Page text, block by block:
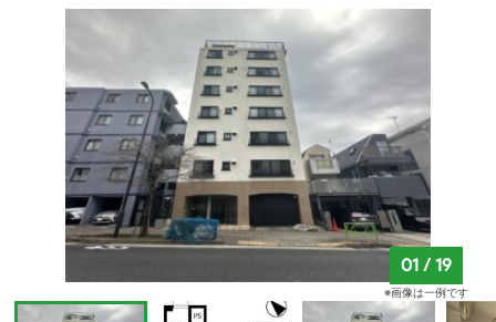
01 /19
※画像は一例です